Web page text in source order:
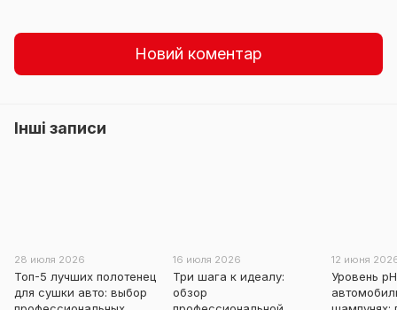
Новий коментар
Інші записи
28 июля 2026
Топ-5 лучших полотенец
для сушки авто: выбор
16 июля 2026
Три шага к идеалу:
обзор
12 июня
Уровень